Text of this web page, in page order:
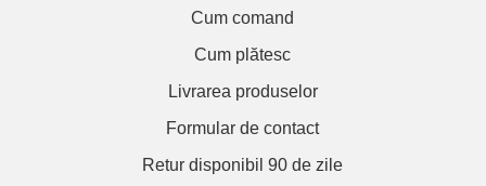
Cum comand
Cum plătesc
Livrarea produselor
Formular de contact
Retur disponibil 90 de zile